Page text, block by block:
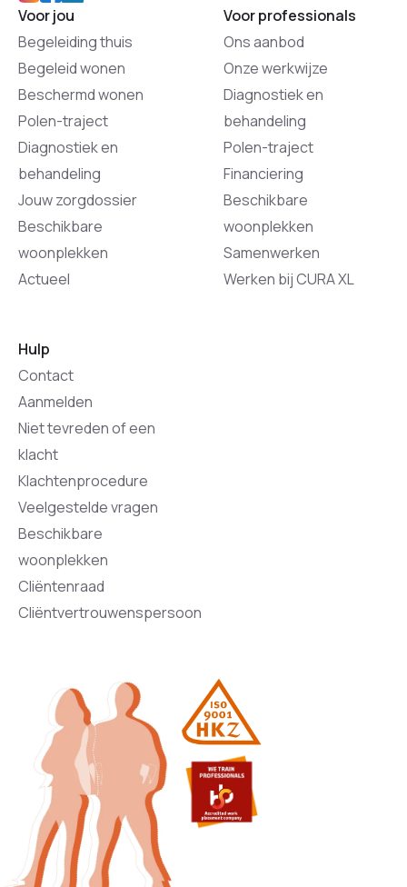
Voor jou
Begeleiding thuis
Begeleid wonen
Beschermd wonen
Polen-traject
Diagnostiek en
behandeling
Jouw zorgdossier
Beschikbare
woonplekken
Actueel
Voor professionals
Ons aanbod
Onze werkwijze
Diagnostiek en
behandeling
Polen-traject
Financiering
Beschikbare
woonplekken
Samenwerken
Werken bij CURA XL
Hulp
Contact
Aanmelden
Niet tevreden of een
klacht
Klachtenprocedure
Veelgestelde vragen
Beschikbare
woonplekken
Cliëntenraad
Cliëntvertrouwenspersoon